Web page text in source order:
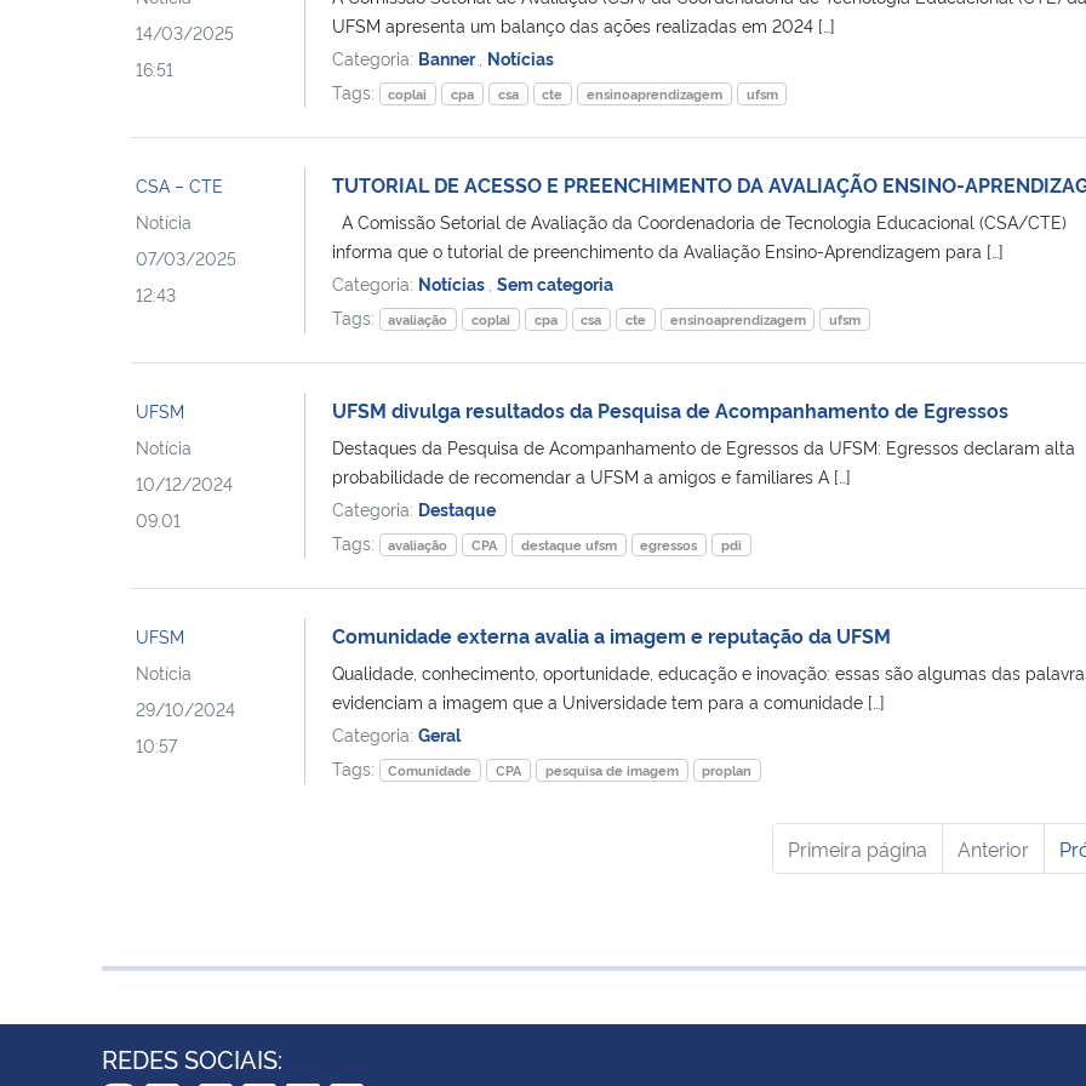
14/03/2025
16:51
UFSM apresenta um balanço das ações realizadas em 2024 […]
Categoria: Banner Notícias
Tags:
coplai cpa csa cte ensinoaprendizagem ufsm
CSA – CTE
Notícia
07/03/2025
12:43
TUTORIAL DE ACESSO E PREENCHIMENTO DA AVALIAÇÃO ENSINO-
A Comissão Setorial de Avaliação da Coordenadoria de Tecnologia Educacional (CSA/CTE)
informa que o tutorial de preenchimento da Avaliação Ensino-Aprendizagem para […]
Categoria: Notícias Sem categoria
Tags:
avaliação coplai cpa csa cte ensinoaprendizagem ufsm
UFSM
Notícia
10/12/2024
09:01
UFSM divulga resultados da Pesquisa de Acompanhamento de Egressos
Destaques da Pesquisa de Acompanhamento de Egressos da UFSM: Egressos declaram alta
probabilidade de recomendar a UFSM a amigos e familiares A […]
Categoria: Destaque
Tags:
avaliação CPA destaque ufsm egressos pdi
UFSM
Notícia
29/10/2024
10:57
Comunidade externa avalia a imagem e reputação da UFSM
Qualidade, conhecimento, oportunidade, educação e inovação: essas são algumas das
evidenciam a imagem que a Universidade tem para a comunidade […]
Categoria: Geral
Tags:
Comunidade CPA pesquisa de imagem proplan
Primeira página Anterior
REDES SOCIAIS: